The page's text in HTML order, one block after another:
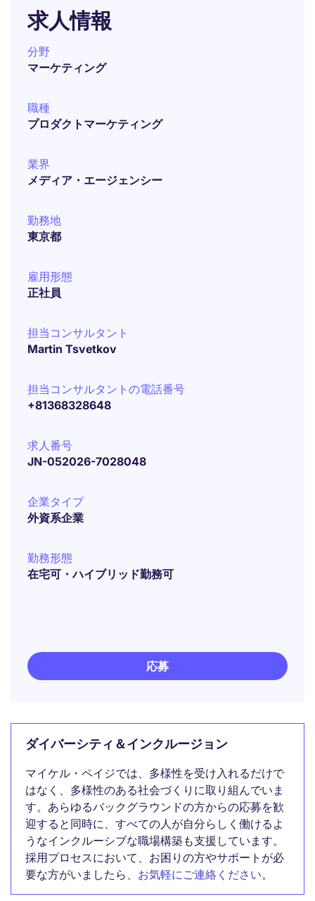
求人情報
分野
マーケティング
職種
プロダクトマーケティング
業界
メディア・エージェンシー
勤務地
東京都
雇用形態
正社員
担当コンサルタント
Martin Tsvetkov
担当コンサルタントの電話番号
+81368328648
求人番号
JN-052026-7028048
企業タイプ
外資系企業
勤務形態
在宅可・ハイブリッド勤務可
応募
ダイバーシティ＆インクルージョン
マイケル・ペイジでは、多様性を受け入れるだけで
はなく、多様性のある社会づくりに取り組んでいま
す。あらゆるバックグラウンドの方からの応募を歓
迎すると同時に、すべての人が自分らしく働けるよ
うなインクルーシブな職場構築も支援しています。
採用プロセスにおいて、お困りの方やサポートが必
要な方がいましたら、 お気軽にご連絡ください。